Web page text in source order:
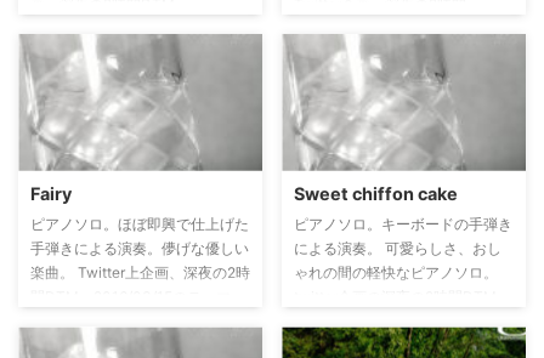
ージした曲」にて作曲。
設定：放課後の教室にて」にて制
作。
Fairy
ピアノソロ。ほぼ即興で仕上げた
手弾きによる演奏。儚げな優しい
楽曲。 Twitter上企画、深夜の2時
Sweet chiffon cake
ピアノソロ。キーボードの手弾き
による演奏。 可愛らしさ、おし
ゃれの間の軽快なピアノソロ。
アノソロを含んだ曲」にて制作。